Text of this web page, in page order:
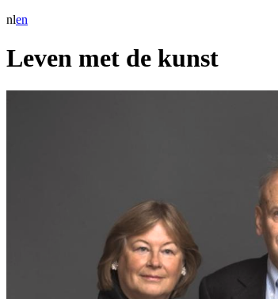
nlen
Leven met de kunst